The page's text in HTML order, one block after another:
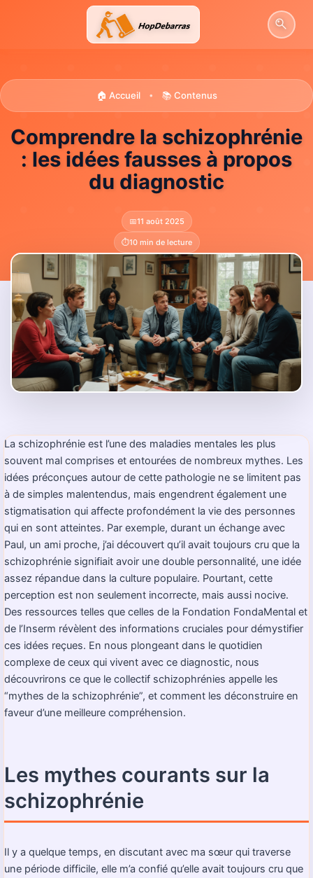
🏠 Accueil • 📚 Contenus
Comprendre la schizophrénie
: les idées fausses à propos
du diagnostic
📅11 août 2025
⏱️10 min de lecture
La schizophrénie est l’une des maladies mentales les plus
souvent mal comprises et entourées de nombreux mythes. Les
idées préconçues autour de cette pathologie ne se limitent pas
à de simples malentendus, mais engendrent également une
stigmatisation qui affecte profondément la vie des personnes
qui en sont atteintes. Par exemple, durant un échange avec
Paul, un ami proche, j’ai découvert qu’il avait toujours cru que la
schizophrénie signifiait avoir une double personnalité, une idée
assez répandue dans la culture populaire. Pourtant, cette
perception est non seulement incorrecte, mais aussi nocive.
Des ressources telles que celles de la Fondation FondaMental et
de l’Inserm révèlent des informations cruciales pour démystifier
ces idées reçues. En nous plongeant dans le quotidien
complexe de ceux qui vivent avec ce diagnostic, nous
découvrirons ce que le collectif schizophrénies appelle les
“mythes de la schizophrénie”, et comment les déconstruire en
faveur d’une meilleure compréhension.
Les mythes courants sur la
schizophrénie
Il y a quelque temps, en discutant avec ma sœur qui traverse
une période difficile, elle m’a confié qu’elle avait toujours cru que